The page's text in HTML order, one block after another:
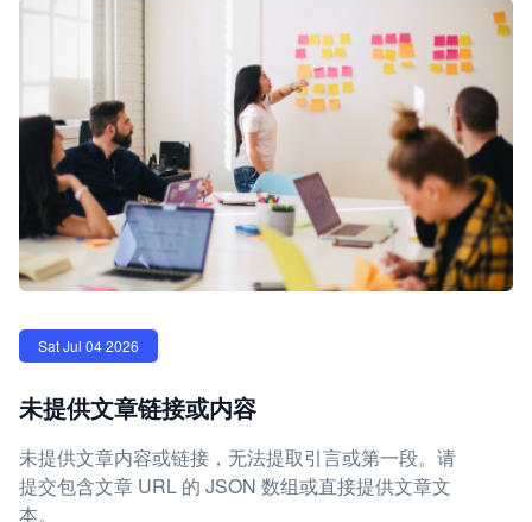
Sat Jul 04 2026
未提供文章链接或内容
未提供文章内容或链接，无法提取引言或第一段。请
提交包含文章 URL 的 JSON 数组或直接提供文章文
本。